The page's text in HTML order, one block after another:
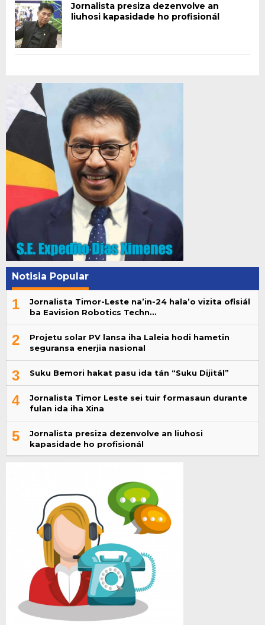
Jornalista presiza dezenvolve an
liuhosi kapasidade ho profisionál
Notisia Popular
1
Jornalista Timor-Leste na’in-24 hala’o vizita ofisiál
ba Eavision Robotics Techn…
2
Projetu solar PV lansa iha Laleia hodi hametin
seguransa enerjia nasional
3 Suku Bemori hakat pasu ida tán “Suku Dijitál”
4
Jornalista Timor Leste sei tuir formasaun durante
fulan ida iha Xina
5
Jornalista presiza dezenvolve an liuhosi
kapasidade ho profisionál